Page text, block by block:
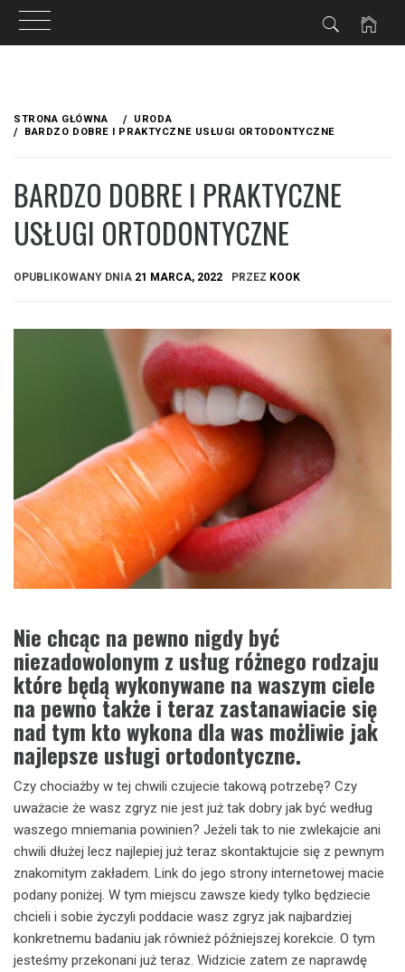
treści
STRONA GŁÓWNA
URODA
BARDZO DOBRE I PRAKTYCZNE USŁUGI ORTODONTYCZNE
BARDZO DOBRE I PRAKTYCZNE
USŁUGI ORTODONTYCZNE
OPUBLIKOWANY DNIA 21 MARCA, 2022 PRZEZ KOOK
Nie chcąc na pewno nigdy być
niezadowolonym z usług różnego rodzaju
które będą wykonywane na waszym ciele
na pewno także i teraz zastanawiacie się
nad tym kto wykona dla was możliwie jak
najlepsze usługi ortodontyczne.
Czy chociażby w tej chwili czujecie takową potrzebę? Czy
uważacie że wasz zgryz nie jest już tak dobry jak być według
waszego mniemania powinien? Jeżeli tak to nie zwlekajcie ani
chwili dłużej lecz najlepiej już teraz skontaktujcie się z pewnym
znakomitym zakładem. Link do jego strony internetowej macie
podany poniżej. W tym miejscu zawsze kiedy tylko będziecie
chcieli i sobie życzyli poddacie wasz zgryz jak najbardziej
konkretnemu badaniu jak również późniejszej korekcie. O tym
jesteśmy przekonani już teraz. Widzicie zatem ze naprawdę